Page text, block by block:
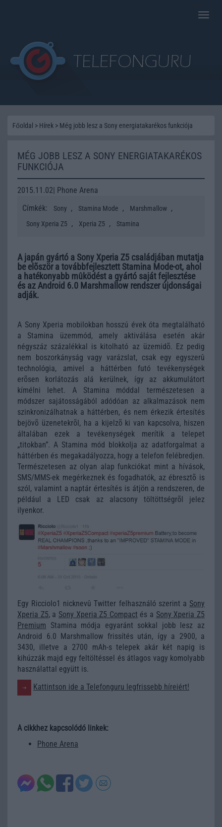
Toggle
Főoldal > Hírek > Még jobb lesz a Sony energiatakarékos funkciója
MÉG JOBB LESZ A SONY ENERGIATAKARÉKOS
FUNKCIÓJA
2015.11.02| Phone Arena
Címkék:
Sony , Stamina Mode , Marshmallow ,
Sony Xperia Z5 , Xperia Z5 , Stamina
A japán gyártó a Sony Xperia Z5 családjában mutatja
be elõször a továbbfejlesztett Stamina Mode-ot, ahol
a hatékonyabb mûködést a gyártó saját fejlesztése
és az Android 6.0 Marshmallow rendszer újdonságai
adják.
A Sony Xperia mobilokban hosszú évek óta megtalálható
a Stamina üzemmód, amely aktiválása esetén akár
négyszáz százalékkal is kitolható az üzemidõ. Ez pedig
nem boszorkányság vagy varázslat, csak egy egyszerû
technológia, amivel a háttérben futó tevékenységek
erõsen korlátozás alá kerülnek, így az akkumulátort
kímélni lehet. A Stamina móddal természetesen a
módszer sajátosságából adódóan az alkalmazások nem
szinkronizálhatnak a háttérben, és nem érkezik értesítés
bejövõ üzenetekrõl, ha a kijelzõ ki van kapcsolva, hiszen
általában ezek a tevékenységek merítik a telepet
„titokban”. A Stamina mód blokkolja az adatforgalmat a
háttérben és megakadályozza, hogy a telefon felébredjen.
Természetesen az olyan alap funkciókat mint a hívások,
SMS/MMS-ek megérkeznek és fogadhatók, az ébresztõ is
szól, valamint a naptár értesítés is átjön a rendszeren, de
például a LED csak az alacsony töltöttségrõl jelez
ilyenkor.
Egy Ricciolo1 nicknevû Twitter felhasználó szerint a Sony
Xperia Z5, a Sony Xperia Z5 Compact és a Sony Xperia Z5
Premium Stamina módja egyaránt sokkal jobb lesz az
Android 6.0 Marshmallow frissítés után, így a 2900, a
3430, illetve a 2700 mAh-s telepek akár két napig is
kihúzzák majd egy feltöltéssel és átlagos vagy komolyabb
használattal együtt is.
Kattintson ide a Telefonguru legfrissebb híreiért!
A cikkhez kapcsolódó linkek:
Phone Arena